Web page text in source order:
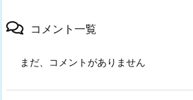
コメント一覧
まだ、コメントがありません